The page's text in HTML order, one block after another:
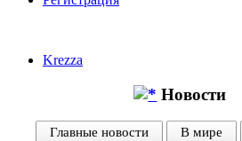
Krezza
Новости
Главные новости В мире